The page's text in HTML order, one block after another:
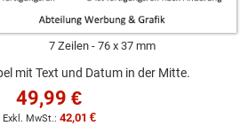
7 Zeilen 76 x 37 mm
mit Text und Datum in der Mitte.
49,99 €
42,01 €